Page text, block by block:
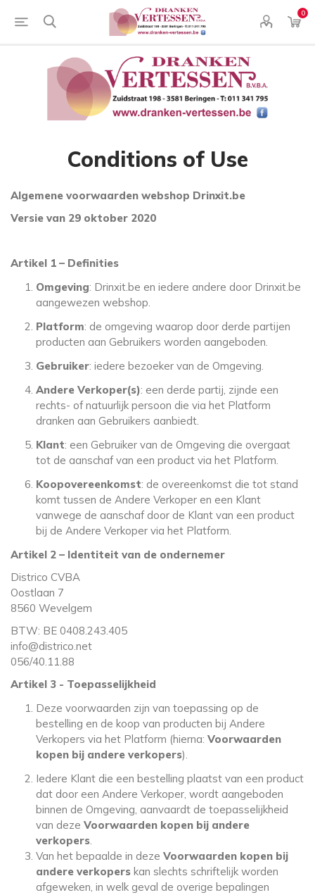
0
Conditions of Use
Algemene voorwaarden webshop Drinxit.be
Versie van 29 oktober 2020
Artikel 1 – Definities
Omgeving: Drinxit.be en iedere andere door Drinxit.be
aangewezen webshop.
Platform: de omgeving waarop door derde partijen
producten aan Gebruikers worden aangeboden.
Gebruiker: iedere bezoeker van de Omgeving.
Andere Verkoper(s): een derde partij, zijnde een
rechts- of natuurlijk persoon die via het Platform
dranken aan Gebruikers aanbiedt.
Klant: een Gebruiker van de Omgeving die overgaat
tot de aanschaf van een product via het Platform.
Koopovereenkomst: de overeenkomst die tot stand
komt tussen de Andere Verkoper en een Klant
vanwege de aanschaf door de Klant van een product
bij de Andere Verkoper via het Platform.
Artikel 2 – Identiteit van de ondernemer
Districo CVBA
Oostlaan 7
8560 Wevelgem
BTW: BE 0408.243.405
info@districo.net
056/40.11.88
Artikel 3 - Toepasselijkheid
Deze voorwaarden zijn van toepassing op de
bestelling en de koop van producten bij Andere
Verkopers via het Platform (hierna: Voorwaarden
kopen bij andere verkopers).
Iedere Klant die een bestelling plaatst van een product
dat door een Andere Verkoper, wordt aangeboden
binnen de Omgeving, aanvaardt de toepasselijkheid
van deze Voorwaarden kopen bij andere
verkopers.
Van het bepaalde in deze Voorwaarden kopen bij
andere verkopers kan slechts schriftelijk worden
afgeweken, in welk geval de overige bepalingen